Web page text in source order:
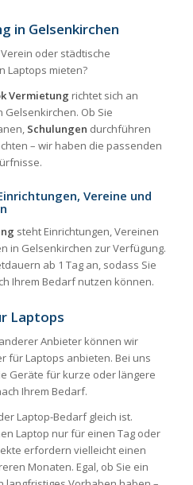
in Gelsenkirchen
oder städtische
Laptops mieten?
Vermietung richtet sich an
Ob Sie
Schulungen durchführen
– wir haben die passenden
Vereine und
steht Einrichtungen, Vereinen
in Gelsenkirchen zur Verfügung.
ab 1 Tag an, sodass Sie
Ihrem Bedarf nutzen können.
Laptops
Anbieter können wir
für Laptops anbieten. Bei uns
Geräte für kurze oder längere
Ihrem Bedarf.
Laptop-Bedarf gleich ist.
Laptop nur für einen Tag oder
erfordern vielleicht einen
Monaten. Egal, ob Sie ein